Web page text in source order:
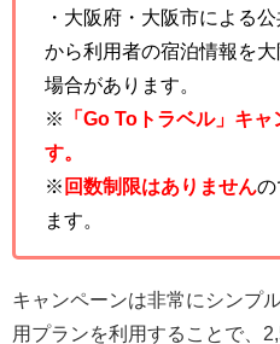
・大阪府・大阪市による
から利用者の宿泊情報を
場合があります。
※
「Go Toトラベル」キ
す。
※ 回数制限はありませんの
ます。
キャンペーンは非常にシンプ
用プランを利用することで、